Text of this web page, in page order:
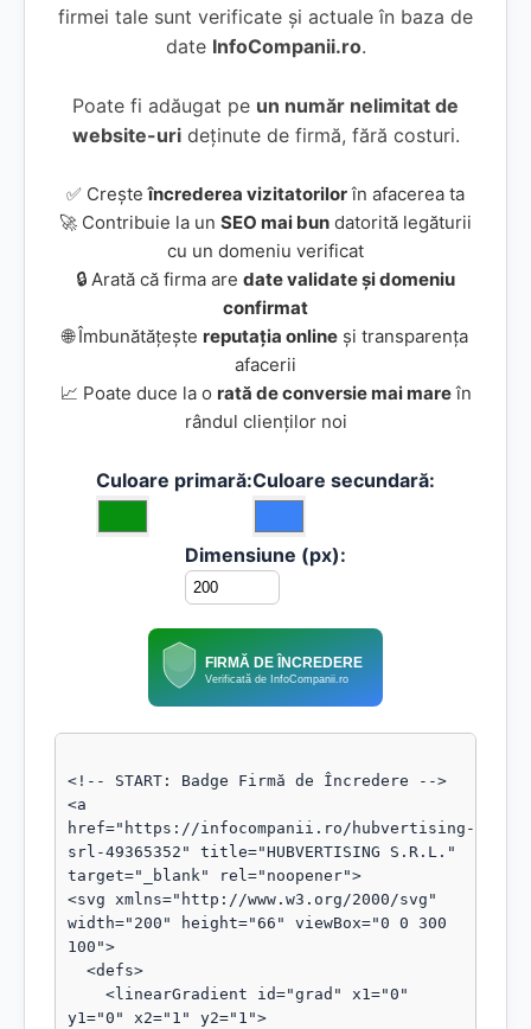
firmei tale sunt verificate și actuale în baza de
date InfoCompanii.ro.
Poate fi adăugat pe un număr nelimitat de
website-urideținute de firmă, fără costuri.
✅ Creșteîncrederea vizitatorilorîn afacerea ta
🚀 Contribuie la un SEO mai bun datorită legăturii
cu un domeniu verificat
🔒 Arată că firma are date validate și domeniu
confirmat
🌐 Îmbunătățește reputația online și transparența
afacerii
📈 Poate duce la o rată de conversie mai mareîn
rândul clienților noi
Culoare primară:Culoare secundară:
Dimensiune (px):
FIRMĂ DE ÎNCREDERE
Verificată de InfoCompanii.ro
<!-- START: Badge Firmă de Încredere -->
<a
href="https://infocompanii.ro/hubvertising-
srl-49365352" title="HUBVERTISING S.R.L."
target="_blank" rel="noopener">
<svg xmlns="http://www.w3.org/2000/svg"
width="200" height="66" viewBox="0 0 300
100">
y1="0" x2="1" y2="1">